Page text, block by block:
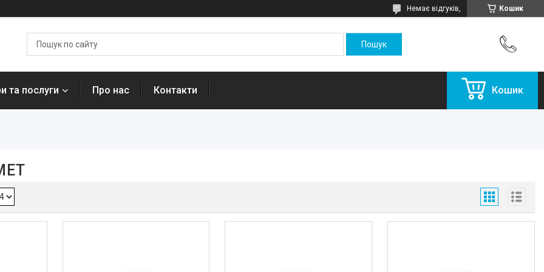
Кошик
Немає відгуків,
та послуги Про нас Контакти Кошик